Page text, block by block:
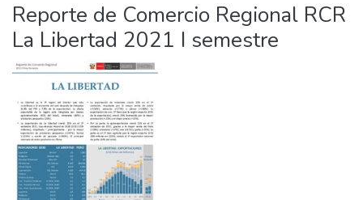
Reporte de Comercio Regional RCR
La Libertad 2021 I semestre